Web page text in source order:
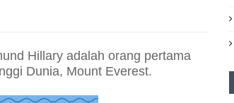
Hillary adalah orang pertama
Dunia, Mount Everest.